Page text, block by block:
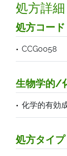
処方詳細
処方コード
CCG0058
生物学的/
化学的有効
処方タイプ